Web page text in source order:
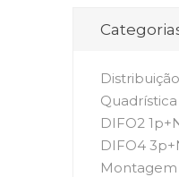
Distribuição
Quadrística
DIFO2
DIFO4